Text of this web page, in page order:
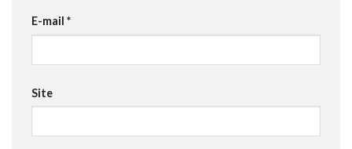
E-mail *
Site